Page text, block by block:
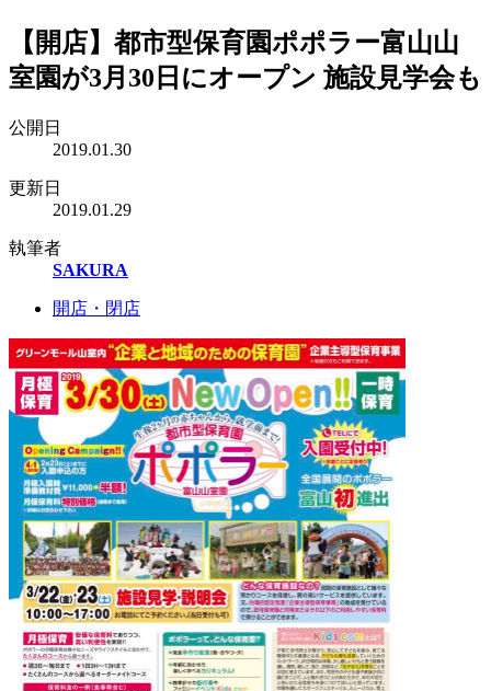
【開店】都市型保育園ポポラー富山山
室園が3月30日にオープン 施設見学会も
公開日
2019.01.30
更新日
2019.01.29
執筆者
SAKURA
開店・閉店